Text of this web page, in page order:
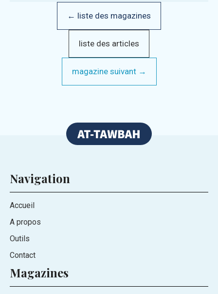
← liste des magazines
liste des articles
magazine suivant →
Navigation
Accueil
A propos
Outils
Contact
Magazines